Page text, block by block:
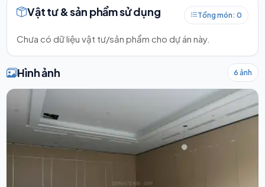
Vật tư & sản phẩm sử dụng Tổng món: 0
Chưa có dữ liệu vật tư/sản phẩm cho dự án này.
Hình ảnh 6 ảnh